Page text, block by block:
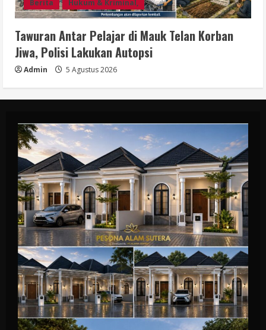
Berita Hukum & Kriminal,
Tawuran Antar Pelajar di Mauk Telan Korban
Jiwa, Polisi Lakukan Autopsi
Admin 5 Agustus 2026